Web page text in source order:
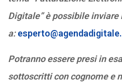
Digitale” è possibile inviare
a:
Potranno essere presi in
sottoscritti con cognome e